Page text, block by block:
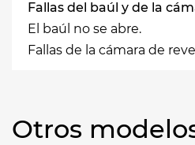
Fallas del baúl y de la
El baúl no se abre.
Fallas de la cámara de
Otros